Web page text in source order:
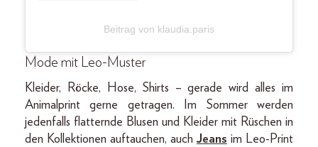
Beitrag von klaudia.paris
Mode mit Leo-Muster
Kleider, Röcke, Hose, Shirts – gerade wird alles im
Animalprint gerne getragen. Im Sommer werden
jedenfalls flatternde Blusen und Kleider mit Rüschen in
den Kollektionen auftauchen, auch Jeans im Leo-Print